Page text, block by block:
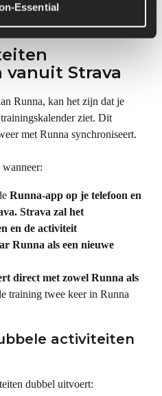
Essential
krijgt.
Strava
Runna, kan het zijn dat je
ziet. Dit
met Runna synchroniseert.
Runna-app op je telefoon en
. Strava zal het
en de activiteit
Runna als een nieuwe
direct met zowel Runna als
training twee keer in Runna
activiteiten
dubbel uitvoert: